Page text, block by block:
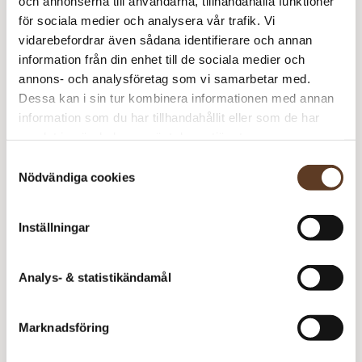
för sociala medier och analysera vår trafik. Vi
vidarebefordrar även sådana identifierare och annan
information från din enhet till de sociala medier och
annons- och analysföretag som vi samarbetar med.
Dessa kan i sin tur kombinera informationen med annan
information som du har tillhandahållit eller som de har
Nödvändiga cookies
Inställningar
Analys- & statistikändamål
Marknadsföring
Katalog: DIY Vol.1 2308 90 kr 1
90 kr
Aya Jacket
0 kr
Børstet Alpakka – 1001
Vit
119 kr 19 2261 kr
2351 kr
Lägg i varukorg
Behöver du fler? Bli meddelad när fler är tillbaka i
lager!
Meddela mig